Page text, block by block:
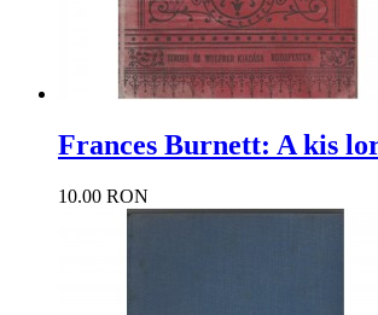
Frances Burnett: A kis
10.00 RON